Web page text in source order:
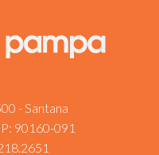
- Santana
90160-091